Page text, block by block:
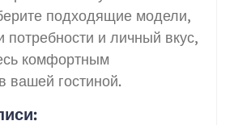
подходящие модели,
и личный вкус,
комфортным
вашей гостиной.